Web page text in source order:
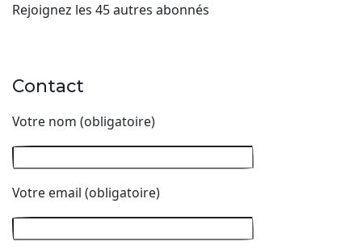
Rejoignez les 45 autres abonnés
Contact
Votre nom (obligatoire)
Votre email (obligatoire)